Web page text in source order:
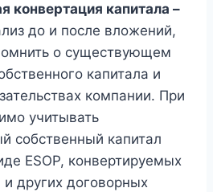
конвертация капитала –
до и после вложений,
о существующем
капитала и
компании. При
учитывать
собственный капитал
ESOP, конвертируемых
и других договорных